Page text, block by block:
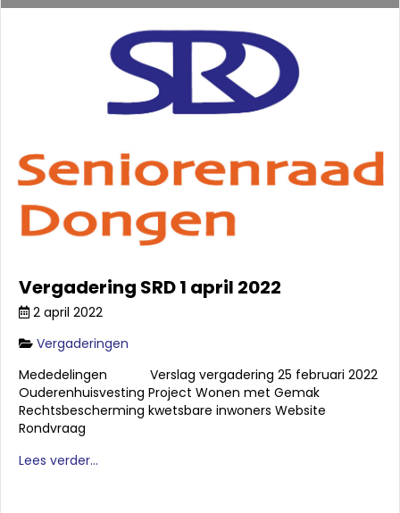
Vergadering SRD 1 april 2022
2 april 2022
Vergaderingen
Mededelingen Verslag vergadering 25 februari 2022
Ouderenhuisvesting Project Wonen met Gemak
Rechtsbescherming kwetsbare inwoners Website
Rondvraag
Lees verder...